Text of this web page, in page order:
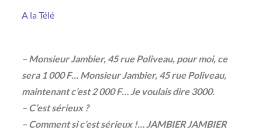
A la Télé
– Monsieur Jambier, 45 rue Poliveau, pour moi, ce
sera 1 000 F… Monsieur Jambier, 45 rue Poliveau,
maintenant c’est 2 000 F… Je voulais dire 3000.
– C’est sérieux ?
– Comment si c’est sérieux !… JAMBIER JAMBIER